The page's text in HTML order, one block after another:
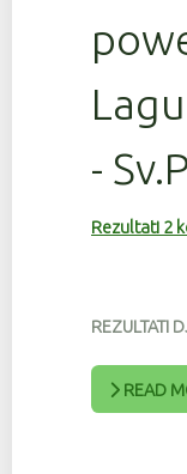
-
Rezultati 2
REZULTATI
READ